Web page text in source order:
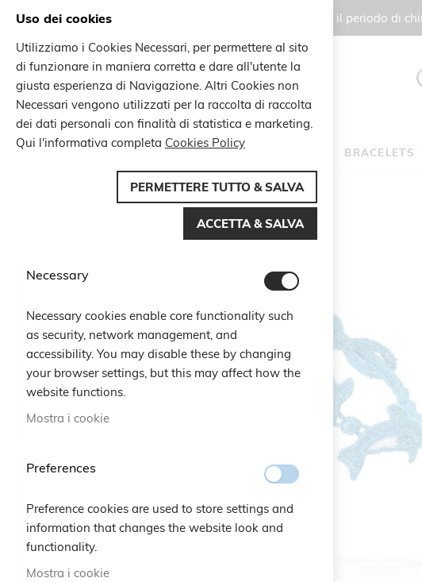
Gli ordini effettuati durante il periodo di
Search
BRACELETS
Home Braccialetto Delfino
di
immagini
Uso dei cookies
Utilizziamo i Cookies Necessari, per permettere al sito
di funzionare in maniera corretta e dare all'utente la
giusta esperienza di Navigazione. Altri Cookies non
Necessari vengono utilizzati per la raccolta di raccolta
dei dati personali con finalità di statistica e marketing.
Qui l'informativa completa Cookies Policy
PERMETTERE TUTTO & SALVA
ACCETTA & SALVA
Necessary
Necessary cookies enable core functionality such
as security, network management, and
accessibility. You may disable these by changing
your browser settings, but this may affect how the
website functions.
Mostra i cookie
Preferences
Preference cookies are used to store settings and
information that changes the website look and
functionality.
Mostra i cookie